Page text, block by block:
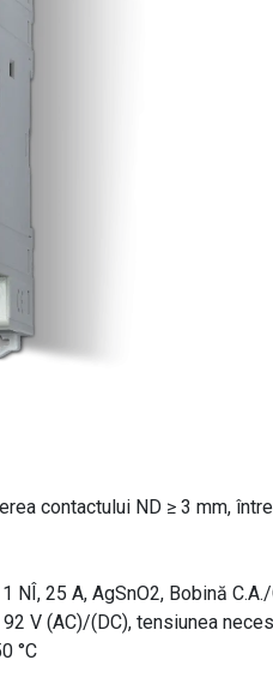
contactului ND ≥ 3 mm,
NÎ, 25 A, AgSnO2, Bobină
V (AC)/(DC), tensiunea
°C